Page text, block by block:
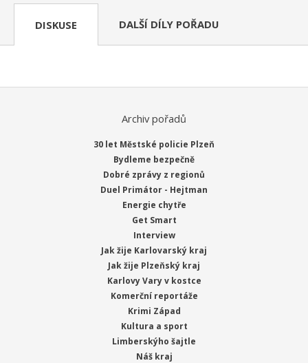
DISKUSE DALŠÍ DÍLY POŘADU
Archiv pořadů
30 let Městské policie Plzeň
Bydleme bezpečně
Dobré zprávy z regionů
Duel Primátor - Hejtman
Energie chytře
Get Smart
Interview
Jak žije Karlovarský kraj
Jak žije Plzeňský kraj
Karlovy Vary v kostce
Komerční reportáže
Krimi Západ
Kultura a sport
Limberskýho šajtle
Náš kraj